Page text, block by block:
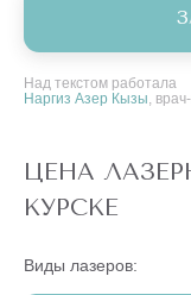
Над текстом работала
Наргиз Азер Кызы,
ЦЕНА
КУРСКЕ
Виды лазеров: